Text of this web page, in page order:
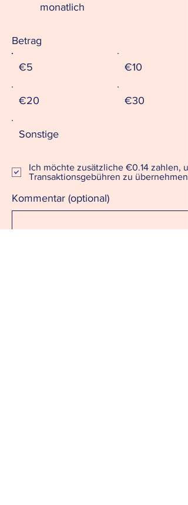
monatlich
Betrag
€5 €10
€20 €30
Sonstige
Kommentar (optional)
Ich möchte zusätzliche €0.14 zahlen,
Transaktionsgebühren zu übernehmen.